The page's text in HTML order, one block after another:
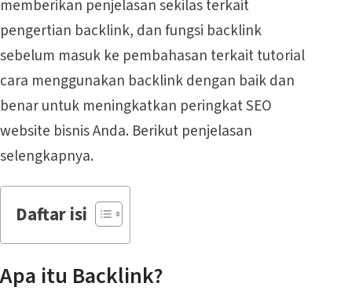
memberikan penjelasan sekilas terkait
pengertian backlink, dan fungsi backlink
sebelum masuk ke pembahasan terkait tutorial
cara menggunakan backlink dengan baik dan
benar untuk meningkatkan peringkat SEO
website bisnis Anda. Berikut penjelasan
selengkapnya.
Daftar isi
Apa itu Backlink?